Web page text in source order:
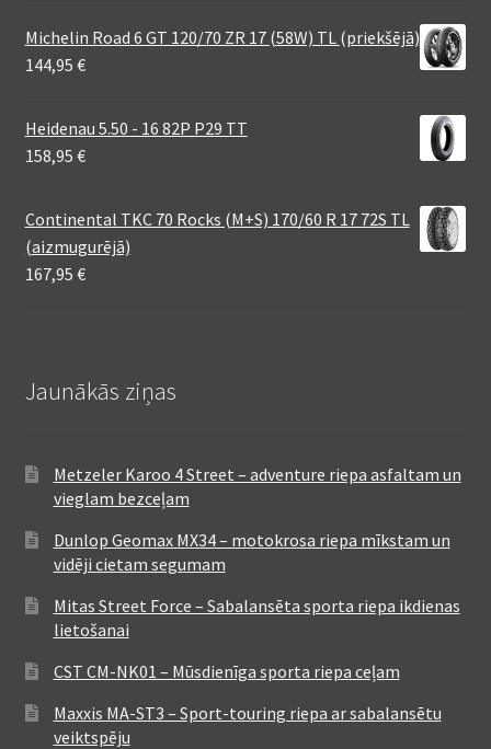
Michelin Road 6 GT 120/70 ZR 17 (58W) TL (priekšējā)
144,95 €
Heidenau 5.50 - 16 82P P29 TT
158,95 €
Continental TKC 70 Rocks (M+S) 170/60 R 17 72S TL
(aizmugurējā)
167,95 €
Jaunākās ziņas
Metzeler Karoo 4 Street – adventure riepa asfaltam un
vieglam bezceļam
Dunlop Geomax MX34 – motokrosa riepa mīkstam un
vidēji cietam segumam
Mitas Street Force – Sabalansēta sporta riepa ikdienas
lietošanai
CST CM-NK01 – Mūsdienīga sporta riepa ceļam
Maxxis MA-ST3 – Sport-touring riepa ar sabalansētu
veiktspēju